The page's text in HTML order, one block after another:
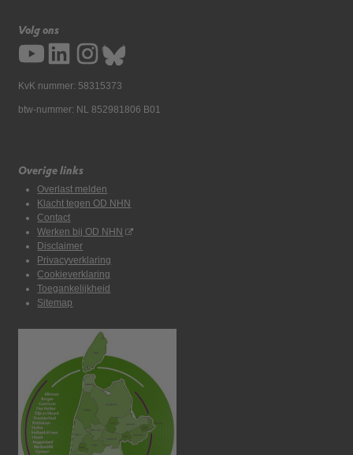
Volg ons
KvK nummer: 58315373
btw-nummer: NL 852981806 B01
Overige links
Overlast melden
Klacht tegen OD NHN
Contact
Werken bij OD NHN
Disclaimer
Privacyverklaring
Cookieverklaring
Toegankelijkheid
Sitemap